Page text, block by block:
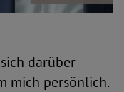
darüber
mich persönlich.